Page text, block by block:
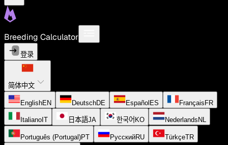
Breeding Calculator
登录
简体中文
EnglishEN DeutschDE Español ES Français FR
Italiano IT 日本語JA 한국어 KO Nederlands NL
Português (Portugal)PT РусскийRU TürkçeTR